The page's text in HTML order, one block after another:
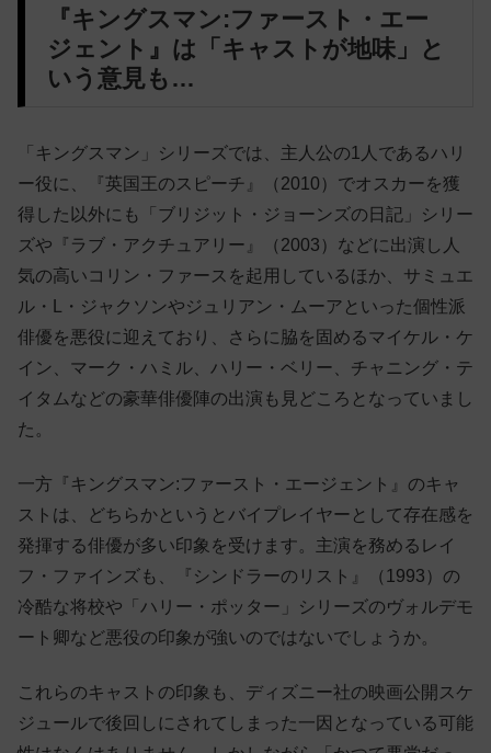
『キングスマン:ファースト・エー
ジェント』は「キャストが地味」と
いう意見も…
「キングスマン」シリーズでは、主人公の1人であるハリ
ー役に、『英国王のスピーチ』（2010）でオスカーを獲
得した以外にも「ブリジット・ジョーンズの日記」シリー
ズや『ラブ・アクチュアリー』（2003）などに出演し人
気の高いコリン・ファースを起用しているほか、サミュエ
ル・L・ジャクソンやジュリアン・ムーアといった個性派
俳優を悪役に迎えており、さらに脇を固めるマイケル・ケ
イン、マーク・ハミル、ハリー・ベリー、チャニング・テ
イタムなどの豪華俳優陣の出演も見どころとなっていまし
た。
一方『キングスマン:ファースト・エージェント』のキャ
ストは、どちらかというとバイプレイヤーとして存在感を
発揮する俳優が多い印象を受けます。主演を務めるレイ
フ・ファインズも、『シンドラーのリスト』（1993）の
冷酷な将校や「ハリー・ポッター」シリーズのヴォルデモ
ート卿など悪役の印象が強いのではないでしょうか。
これらのキャストの印象も、ディズニー社の映画公開スケ
ジュールで後回しにされてしまった一因となっている可能